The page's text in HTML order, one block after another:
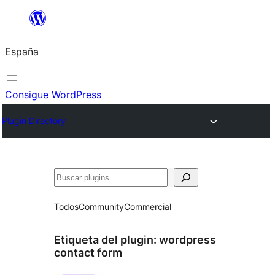
Saltar
contenido
España
Consigue WordPress
Plugin Directory
Buscar
TodosCommunityCommercial
Etiqueta del plugin: wordpress
contact form